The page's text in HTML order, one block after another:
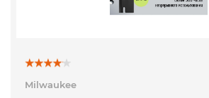
Milwaukee